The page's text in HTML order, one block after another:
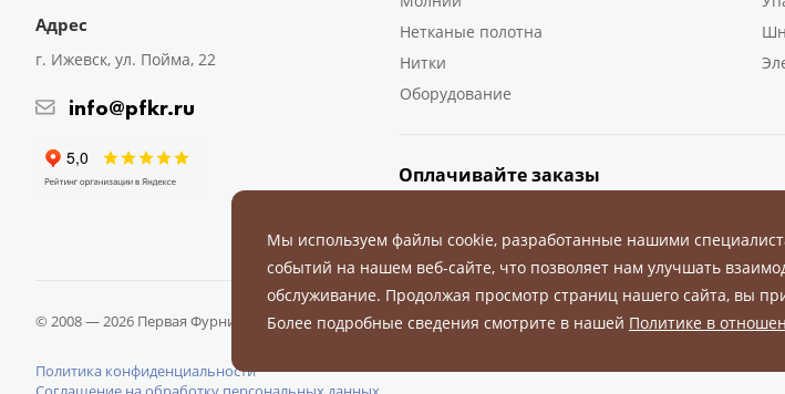
Адрес
г. Ижевск, ул. Пойма, 22
info@pfkr.ru
Нетканые полотна
Нитки
Оборудование
Оплачивайте заказы
© 2008 — 2026 Первая Фурнитурная Компания.Все права защищены.
Политика конфиденциальности
Мы используем файлы cookie, разработанные нашими
событий на нашем веб-сайте, что позволяет нам улучшать
обслуживание. Продолжая просмотр страниц нашего сайта, вы
Более подробные сведения смотрите в нашей Политике в